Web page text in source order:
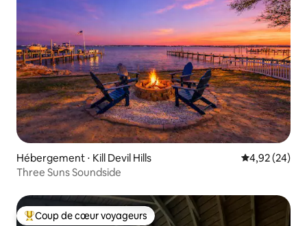
Hébergement ⋅ Kill Devil Hills Évaluation
4,92 (24)
Three Suns Soundside
Coups de cœur voyageurs les plus appréciés
Coup de cœur voyageurs